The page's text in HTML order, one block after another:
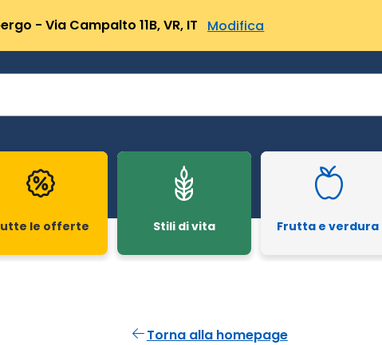
- Via Campalto 11B, VR, IT Modifica
le offerte Stili di vita Frutta e verdura
Torna alla homepage